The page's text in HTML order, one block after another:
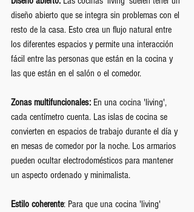
diseño abierto que se integra sin problemas con el
resto de la casa. Esto crea un flujo natural entre
los diferentes espacios y permite una interacción
fácil entre las personas que están en la cocina y
las que están en el salón o el comedor.
Zonas multifuncionales: En una cocina 'living',
cada centímetro cuenta. Las islas de cocina se
convierten en espacios de trabajo durante el día y
en mesas de comedor por la noche. Los armarios
pueden ocultar electrodomésticos para mantener
un aspecto ordenado y minimalista.
Estilo coherente: Para que una cocina 'living'